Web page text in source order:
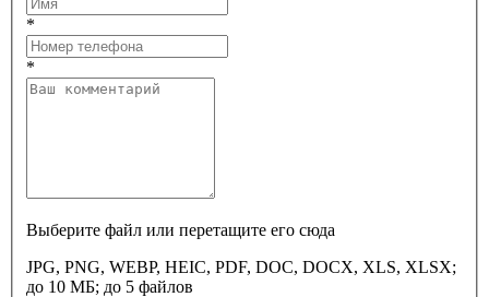
*
*
Выберите файл или перетащите его сюда
JPG, PNG, WEBP, HEIC, PDF, DOC, DOCX, XLS, XLSX;
до 10 МБ; до 5 файлов